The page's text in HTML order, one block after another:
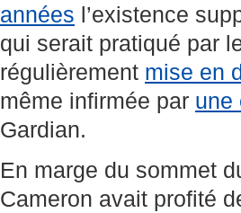
années l’existence
qui serait pratiqué par
régulièrement mise en
même infirmée par une
Gardian.
En marge du sommet
Cameron avait profité